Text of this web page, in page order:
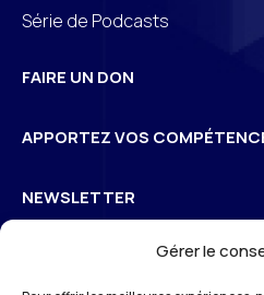
Gérer le
Série de Podcasts
FAIRE UN DON
APPORTEZ VOS
NEWSLETTER